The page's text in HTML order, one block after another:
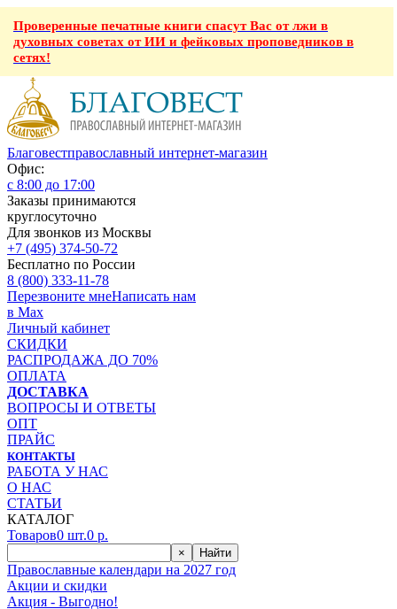
Проверенные печатные книги спасут Вас от лжи в
духовных советах от ИИ и фейковых проповедников в
сетях!
Благовестправославный интернет-магазин
Офис:
с 8:00 до 17:00
Заказы принимаются
круглосуточно
Для звонков из Москвы
+7 (495) 374-50-72
Бесплатно по России
8 (800) 333-11-78
Перезвоните мнеНаписать нам
в Max
Личный кабинет
СКИДКИ
РАСПРОДАЖА ДО 70%
ОПЛАТА
ДОСТАВКА
ВОПРОСЫ И ОТВЕТЫ
ОПТ
ПРАЙС
КОНТАКТЫ
РАБОТА У НАС
О НАС
СТАТЬИ
КАТАЛОГ
Товаров0 шт.0 р.
× Найти
Православные календари на 2027 год
Акции и скидки
Акция - Выгодно!